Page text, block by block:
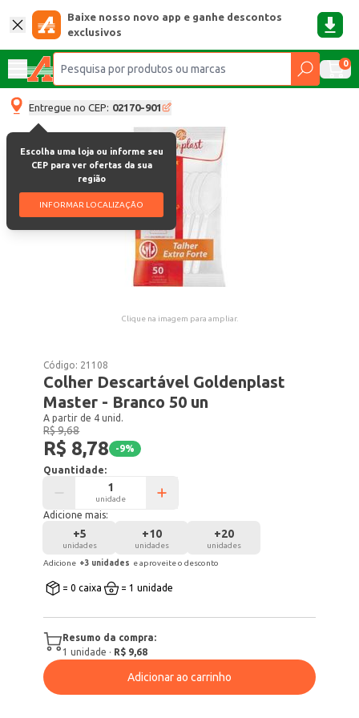
Baixe nosso novo app e ganhe descontos
exclusivos
0
Entregue no CEP: 02170-901
Escolha uma loja ou informe seu
CEP para ver ofertas da sua
região
INFORMAR LOCALIZAÇÃO
Clique na imagem para ampliar.
Código: 21108
Colher Descartável Goldenplast
Master - Branco 50 un
A partir de 4 unid.
R$ 9,68
R$ 8,78 -9%
Quantidade:
unidade
Adicione mais:
+5
unidades
+10
unidades
+20
unidades
Adicione +3 unidades e aproveite o desconto
= 0 caixa = 1 unidade
Resumo da compra:
1 unidade · R$ 9,68
Adicionar ao carrinho